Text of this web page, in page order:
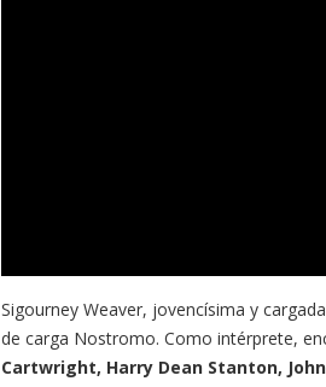
Sigourney Weaver, jovencísima y
de carga Nostromo. Como intérprete,
Cartwright, Harry Dean Stanton,